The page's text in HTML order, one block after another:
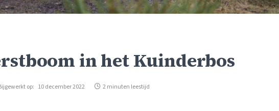
in het Kuinderbos
op: 10 december 2022 2 minuten leestijd